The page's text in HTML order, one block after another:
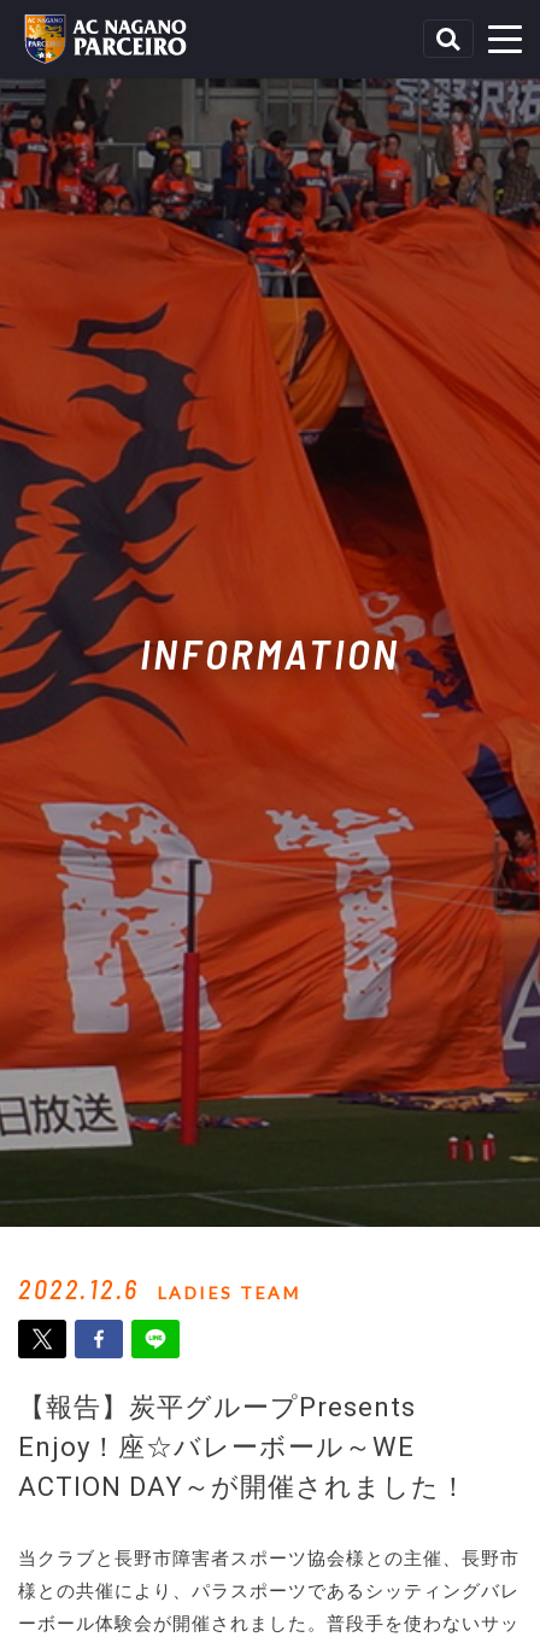
INFORMATION
2022.12.6 LADIES TEAM
【報告】炭平グループPresents
Enjoy！座☆バレーボール～WE
ACTION DAY～が開催されました！
当クラブと長野市障害者スポーツ協会様との主催、長野市
様との共催により、パラスポーツであるシッティングバレ
ーボール体験会が開催されました。普段手を使わないサッ